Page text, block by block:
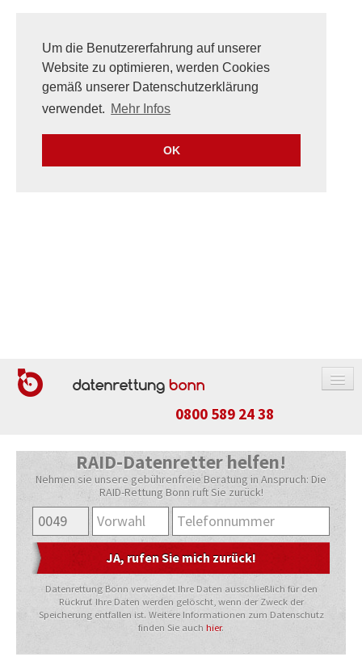
Um die Benutzererfahrung auf unserer
Website zu optimieren, werden Cookies
gemäß unserer Datenschutzerklärung
verwendet. Mehr Infos
OK
0800 589 24 38
FESTPLATTE / SSD
NAS-SYSTEM
APPLE-PRODUKTE
USB-STICK / SPEICHERKARTE
HANDY / TABLET
RAID-Datenretter helfen!
Nehmen sie unsere gebührenfreie Beratung in Anspruch: Die
RAID-Rettung Bonn ruft Sie zurück!
Datenrettung Bonn verwendet Ihre Daten ausschließlich für den
Rückruf. Ihre Daten werden gelöscht, wenn der Zweck der
Speicherung entfallen ist. Weitere Informationen zum Datenschutz
finden Sie auch hier.